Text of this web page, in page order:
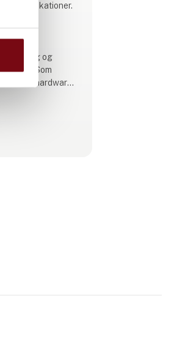
applikationer.
og
Som
hardware